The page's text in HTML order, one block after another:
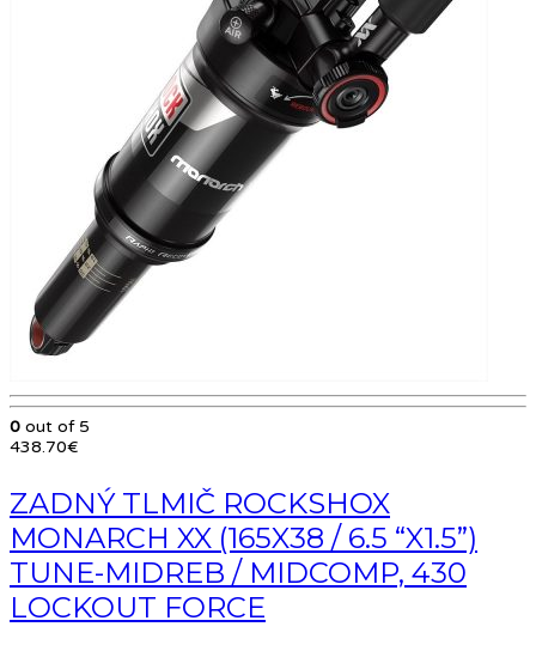
0 out of 5
438.70€
ZADNÝ TLMIČ ROCKSHOX
MONARCH XX (165X38 / 6.5 “X1.5”)
TUNE-MIDREB / MIDCOMP, 430
LOCKOUT FORCE